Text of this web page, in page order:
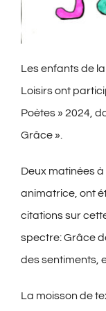
Les enfants de
Loisirs ont
Poètes » 2024,
Grâce ».
Deux matinées
animatrice, ont
citations sur
spectre: Grâce
des sentiments,
La moisson de